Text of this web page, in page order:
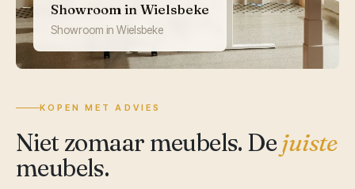
Showroom in Wielsbeke
Showroom in Wielsbeke
KOPEN MET ADVIES
Niet zomaar meubels. Dejuiste
meubels.